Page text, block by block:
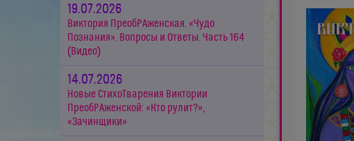
19.07.2026
Виктория ПреобРАженская. «Чудо
Познания». Вопросы и Ответы. Часть 164
(Видео)
14.07.2026
Новые СтихоТварения Виктории
ПреобРАженской: «Кто рулит?»,
«Зачинщики»